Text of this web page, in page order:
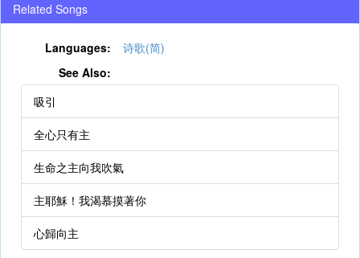
Related Songs
Languages:
诗歌(简)
See Also:
吸引
全心只有主
生命之主向我吹氣
主耶穌！我渴慕摸著你
心歸向主